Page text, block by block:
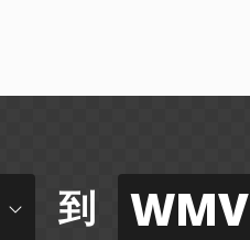
到 WMV